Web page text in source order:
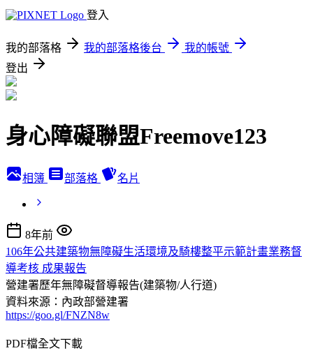
登入
我的部落格 我的部落格後台
我的帳號
登出
身心障礙聯盟Freemove123
相簿 部落格 名片
8年前
106年公共建築物無障礙生活環境及騎樓整平示範計畫業務督
導考核 成果報告
營建署歷年無障礙督導報告(建築物/人行道)
資料來源：內政部營建署
https://goo.gl/FNZN8w
PDF檔全文下載